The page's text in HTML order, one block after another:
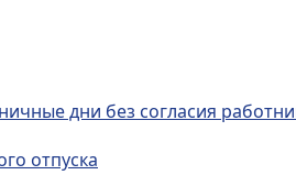
дни без согласия
отпуска